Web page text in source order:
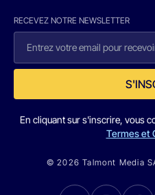
RECEVEZ NOTRE NEWSLETTER
En cliquant sur s'inscrire, vous
Termes et
© 2026 Talmont Media